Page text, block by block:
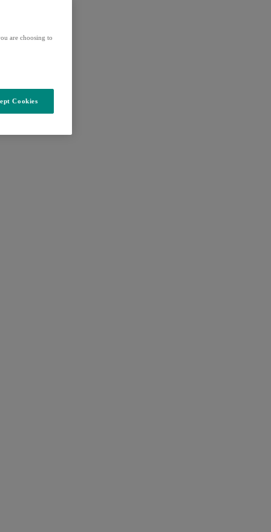
are choosing to
Cookies